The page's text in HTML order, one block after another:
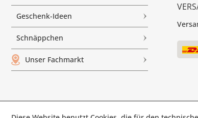
Geschenk-Ideen
Schnäppchen
Unser Fachmarkt